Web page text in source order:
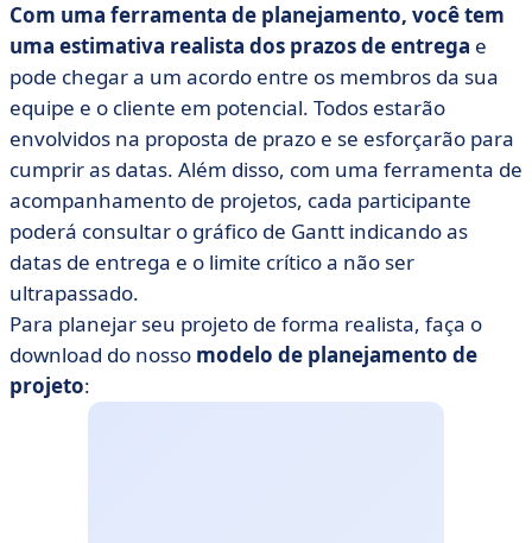
Com uma ferramenta de planejamento, você tem
uma estimativa realista dos prazos de entrega e
pode chegar a um acordo entre os membros da sua
equipe e o cliente em potencial. Todos estarão
envolvidos na proposta de prazo e se esforçarão para
cumprir as datas. Além disso, com uma ferramenta de
acompanhamento de projetos, cada participante
poderá consultar o gráfico de Gantt indicando as
datas de entrega e o limite crítico a não ser
ultrapassado.
Para planejar seu projeto de forma realista, faça o
download do nosso modelo de planejamento de
projeto: